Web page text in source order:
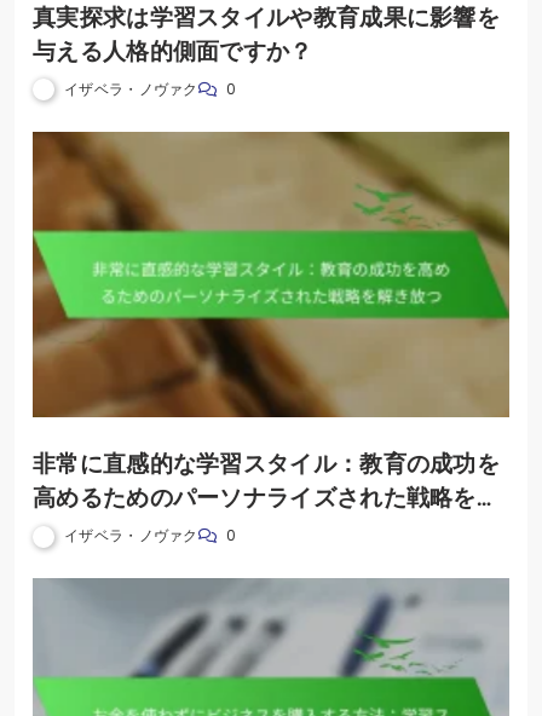
真実探求は学習スタイルや教育成果に影響を
与える人格的側面ですか？
イザベラ・ノヴァク 0
非常に直感的な学習スタイル：教育の成功を
高めるためのパーソナライズされた戦略を解
き放つ
イザベラ・ノヴァク 0